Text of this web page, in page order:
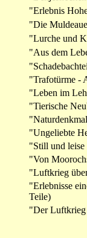
"Erlebnis
"Die
"Lurche und
"Aus dem
"Trafotürme -
"Leben im
"Tierische
"Ungeliebte
"Still und
"Von
"Luftkrieg
"Erlebnisse
Teile)
"Der Luftkrieg